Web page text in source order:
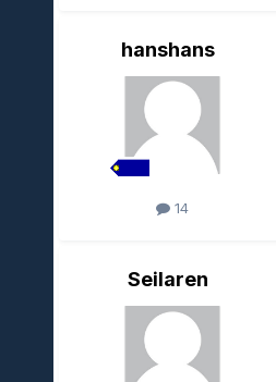
hanshans
14
Seilaren